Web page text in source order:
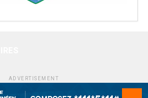
ADVERTISEMENT